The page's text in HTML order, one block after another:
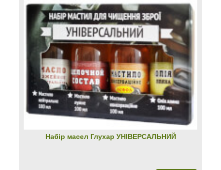
Набір масел Глухар УНІВЕРСАЛЬНИЙ